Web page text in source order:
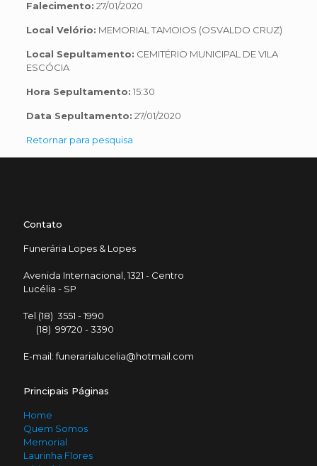
Falecimento: 27/01/2020
Local Velório: MEMORIAL TAMOIOS (OSVALDO CRUZ)
Local Sepultamento: CEMITÉRIO MUNICIPAL DE VILA
ESCÓCIA
Hora Sepultamento: 15:30
Data Sepultamento: 27/01/2020
Retornar para pesquisa
Contato
Funerária Lopes & Lopes
Avenida Internacional, 1321 - Centro
Lucélia - SP
Tel (18) 3551 - 1990
(18) 99720 - 3390
E-mail: funerarialucelia@hotmail.com
Principais Páginas
Home
Quem Somos
Memorial
Laurinha Flores